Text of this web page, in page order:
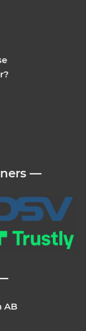
—
AB